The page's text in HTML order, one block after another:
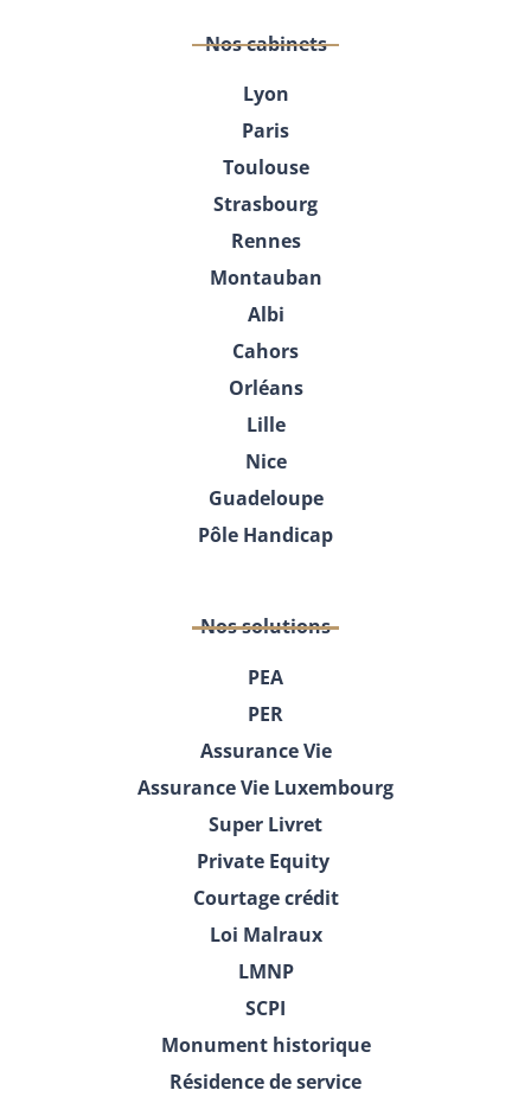
Nos cabinets
Lyon
Paris
Toulouse
Strasbourg
Rennes
Montauban
Albi
Cahors
Orléans
Lille
Nice
Guadeloupe
Pôle Handicap
Nos solutions
PEA
PER
Assurance Vie
Assurance Vie Luxembourg
Super Livret
Private Equity
Courtage crédit
Loi Malraux
LMNP
SCPI
Monument historique
Résidence de service